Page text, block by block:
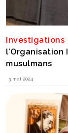
Investigations
musulmans
3 mai 2024